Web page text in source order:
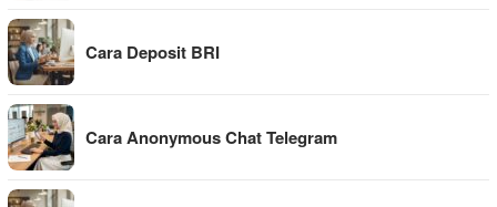
Cara Deposit BRI
Cara Anonymous Chat Telegram